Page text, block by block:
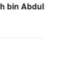
bin Abdul